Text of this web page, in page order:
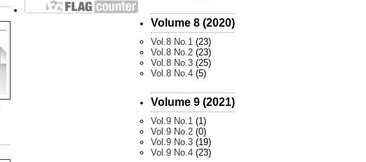
Volume 8 (2020)
Vol.8 No.1 (23)
Vol.8 No.2 (23)
Vol.8 No.3 (25)
Vol.8 No.4 (5)
Volume 9 (2021)
Vol.9 No.1 (1)
Vol.9 No.2 (0)
Vol.9 No.3 (19)
Vol.9 No.4 (23)